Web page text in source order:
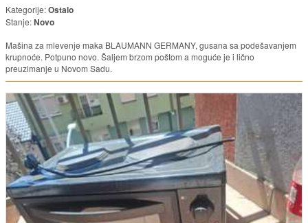
Kategorije:Ostalo
Stanje:Novo
Mašina za mlevenje maka BLAUMANN GERMANY, gusana sa podešavanjem
krupnoće. Potpuno novo. Šaljem brzom poštom a moguće je i lično
preuzimanje u Novom Sadu.